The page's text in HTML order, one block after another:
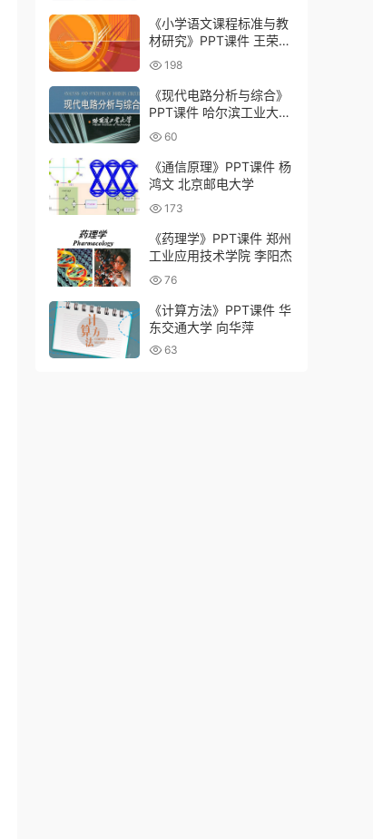
《小学语文课程标准与教
材研究》PPT课件 王荣生
上海师范大学
198
《现代电路分析与综合》
PPT课件 哈尔滨工业大学
齐超
60
《通信原理》PPT课件 杨
鸿文 北京邮电大学
173
《药理学》PPT课件 郑州
工业应用技术学院 李阳杰
76
《计算方法》PPT课件 华
东交通大学 向华萍
63